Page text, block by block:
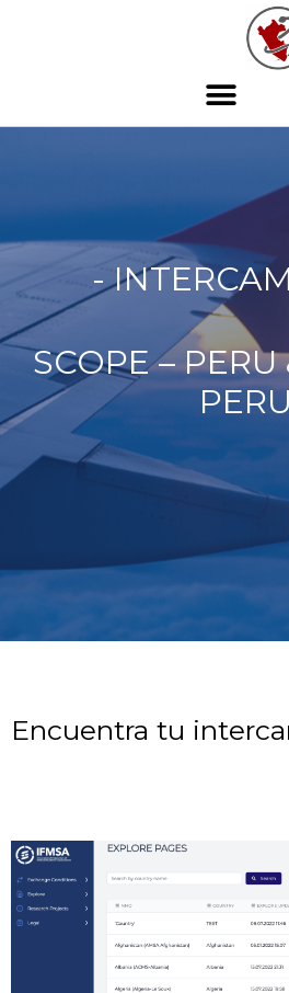
-
SCOPE – PERU
Encuentra tu